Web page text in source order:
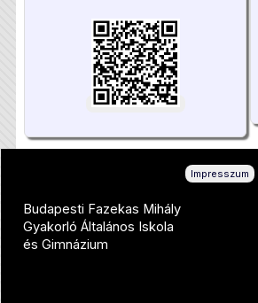
Impresszum
Budapesti Fazekas Mihály
Gyakorló Általános Iskola
és Gimnázium